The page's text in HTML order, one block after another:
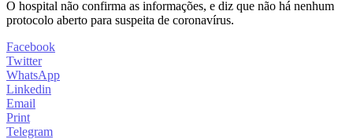
O hospital não confirma as informações, e diz que não há nenhum
protocolo aberto para suspeita de coronavírus.
Facebook
Twitter
WhatsApp
Linkedin
Email
Print
Telegram